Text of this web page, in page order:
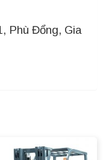
Phù Đổng, Gia